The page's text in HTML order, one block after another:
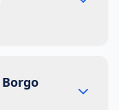
Borgo